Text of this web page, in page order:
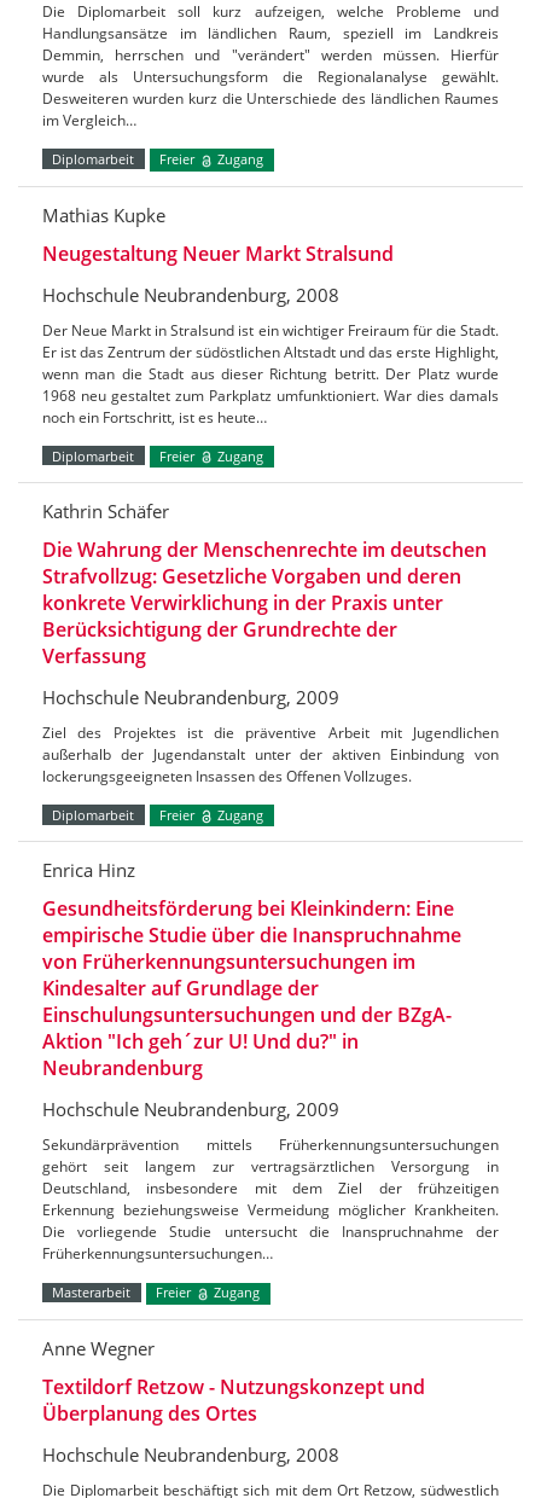
Die Diplomarbeit soll kurz aufzeigen, welche Probleme und
Handlungsansätze im ländlichen Raum, speziell im Landkreis
Demmin, herrschen und "verändert" werden müssen. Hierfür
wurde als Untersuchungsform die Regionalanalyse gewählt.
Desweiteren wurden kurz die Unterschiede des ländlichen Raumes
im Vergleich…
Diplomarbeit Freier Zugang
Mathias Kupke
Neugestaltung Neuer Markt Stralsund
Hochschule Neubrandenburg, 2008
Der Neue Markt in Stralsund ist ein wichtiger Freiraum für die Stadt.
Er ist das Zentrum der südöstlichen Altstadt und das erste Highlight,
wenn man die Stadt aus dieser Richtung betritt. Der Platz wurde
1968 neu gestaltet zum Parkplatz umfunktioniert. War dies damals
noch ein Fortschritt, ist es heute…
Diplomarbeit Freier Zugang
Kathrin Schäfer
Die Wahrung der Menschenrechte im deutschen
Strafvollzug: Gesetzliche Vorgaben und deren
konkrete Verwirklichung in der Praxis unter
Berücksichtigung der Grundrechte der
Verfassung
Hochschule Neubrandenburg, 2009
Ziel des Projektes ist die präventive Arbeit mit Jugendlichen
außerhalb der Jugendanstalt unter der aktiven Einbindung von
lockerungsgeeigneten Insassen des Offenen Vollzuges.
Diplomarbeit Freier Zugang
Enrica Hinz
Gesundheitsförderung bei Kleinkindern: Eine
empirische Studie über die Inanspruchnahme
von Früherkennungsuntersuchungen im
Kindesalter auf Grundlage der
Einschulungsuntersuchungen und der BZgA-
Aktion "Ich geh´zur U! Und du?" in
Neubrandenburg
Hochschule Neubrandenburg, 2009
Sekundärprävention mittels Früherkennungsuntersuchungen
gehört seit langem zur vertragsärztlichen Versorgung in
Deutschland, insbesondere mit dem Ziel der frühzeitigen
Erkennung beziehungsweise Vermeidung möglicher Krankheiten.
Die vorliegende Studie untersucht die Inanspruchnahme der
Früherkennungsuntersuchungen…
Masterarbeit Freier Zugang
Anne Wegner
Textildorf Retzow - Nutzungskonzept und
Überplanung des Ortes
Hochschule Neubrandenburg, 2008
Die Diplomarbeit beschäftigt sich mit dem Ort Retzow, südwestlich